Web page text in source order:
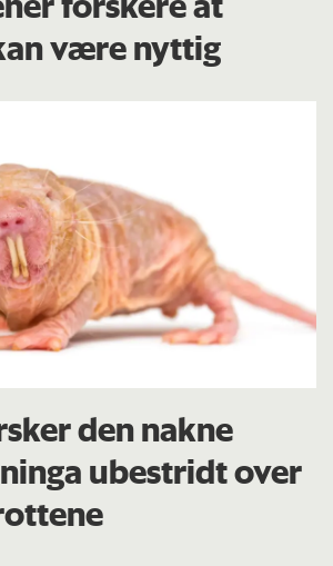
være nyttig
den nakne
ubestridt over